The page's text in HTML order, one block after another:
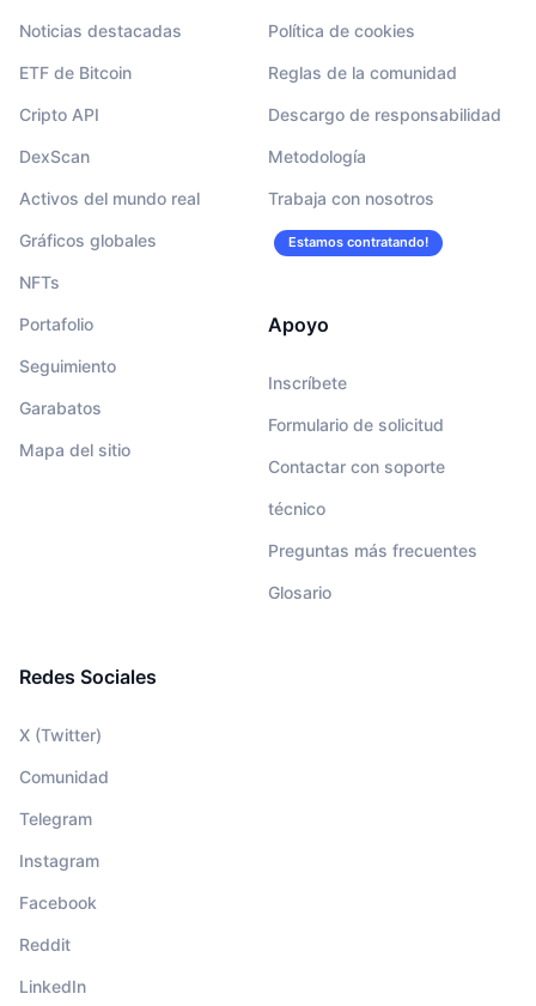
Noticias destacadas
ETF de Bitcoin
Cripto API
DexScan
Activos del mundo real
Gráficos globales
NFTs
Portafolio
Seguimiento
Garabatos
Mapa del sitio
Política de cookies
Reglas de la comunidad
Descargo de responsabilidad
Metodología
Trabaja con nosotros
Estamos contratando!
Apoyo
Inscríbete
Formulario de solicitud
Contactar con soporte
técnico
Preguntas más frecuentes
Glosario
Redes Sociales
X (Twitter)
Comunidad
Telegram
Instagram
Facebook
Reddit
LinkedIn